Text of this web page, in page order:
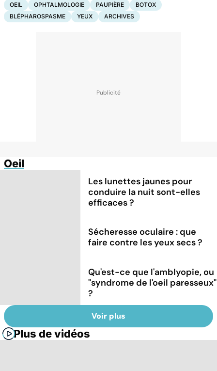
OEIL OPHTALMOLOGIE PAUPIÈRE
BOTOX
BLÉPHAROSPASME
YEUX ARCHIVES
Oeil
Les lunettes jaunes pour
conduire la nuit sont-elles
efficaces ?
Sécheresse oculaire : que
faire contre les yeux secs ?
Qu'est-ce que l'amblyopie, ou
"syndrome de l'oeil paresseux"
?
Voir plus
Plus de vidéos